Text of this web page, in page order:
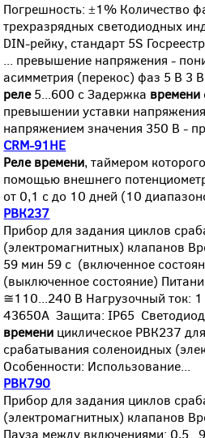
Погрешность: ±1% Количество
трехразрядных светодиодных
DIN-рейку, стандарт 5S
... превышение напряжения -
асимметрия (перекос) фаз 5 В 3
реле5...600 с Задержка времени
превышении уставки
напряжением значения 350 В -
CRM-91HE
Реле времени, таймером
помощью внешнего
от 0,1 с до 10 дней (10
РВК237
Прибор для задания циклов
(электромагнитных) клапанов
59 мин 59 с (включенное
(выключенное состояние)
≅110...240 В Нагрузочный ток:
43650A Защита: IP65
времени циклическое РВК237
срабатывания соленоидных
Особенности: Использование...
РВК790
Прибор для задания циклов
(электромагнитных) клапанов
Пауза между включениями: